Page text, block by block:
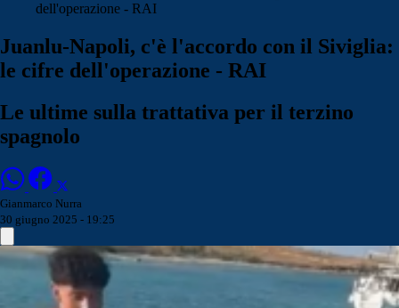
dell'operazione - RAI
Juanlu-Napoli, c'è l'accordo con il Siviglia:
le cifre dell'operazione - RAI
Le ultime sulla trattativa per il terzino
spagnolo
Gianmarco Nurra
30 giugno 2025 - 19:25